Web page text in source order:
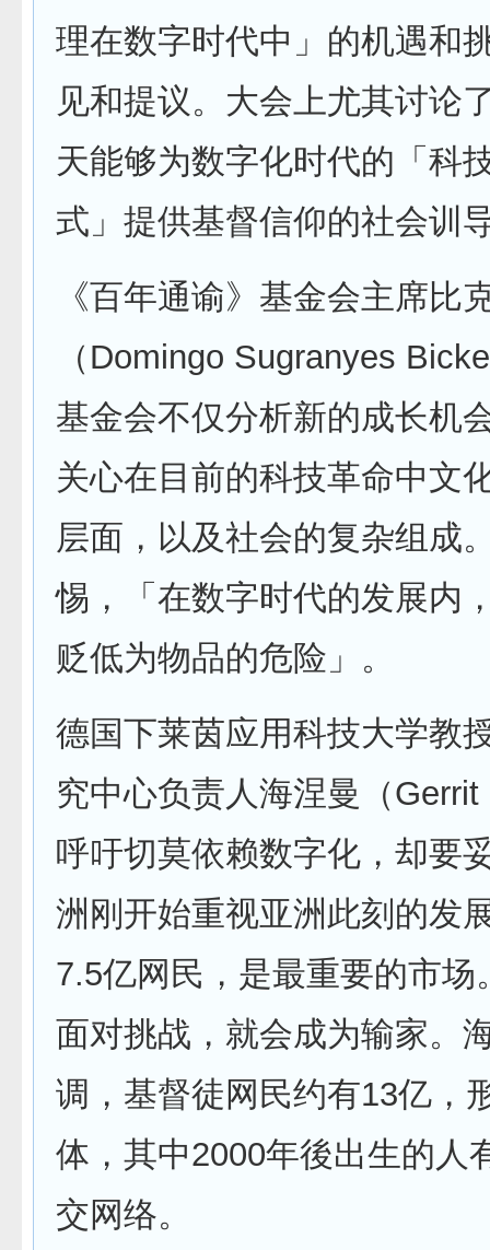
理在数字时代中」的机遇和
见和提议。大会上尤其讨论
天能够为数字化时代的「科
式」提供基督信仰的社会训
《百年通谕》基金会主席比
（Domingo Sugranyes
基金会不仅分析新的成长机
关心在目前的科技革命中文
层面，以及社会的复杂组成
惕，「在数字时代的发展内
贬低为物品的危险」。
德国下莱茵应用科技大学教
究中心负责人海涅曼（
呼吁切莫依赖数字化，却要
洲刚开始重视亚洲此刻的发
7.5亿网民，是最重要的市场
面对挑战，就会成为输家。
调，基督徒网民约有13亿，
体，其中2000年後出生的人
交网络。